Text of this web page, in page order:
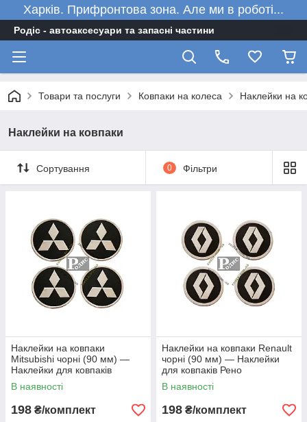
Харків. Прифронтова зона. Але ми в роботі...
Родіс - автоаксесуари та запасні частини
Товари та послуги Ковпаки на колеса Наклейки на
Наклейки на ковпаки
Сортування 0 Фільтри
Наклейки на ковпаки
Mitsubishi чорні (90 мм) —
Наклейки для ковпаків
Мітсубісі
В наявності
198 ₴/комплект
Наклейки на ковпаки Renault
чорні (90 мм) — Наклейки
для ковпаків Рено
В наявності
198 ₴/комплект